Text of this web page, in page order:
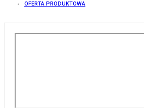
OFERTA PRODUKTOWA